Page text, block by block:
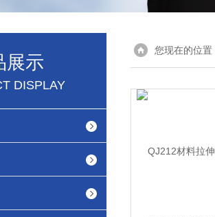
展示
DISPLAY
您现在的位置